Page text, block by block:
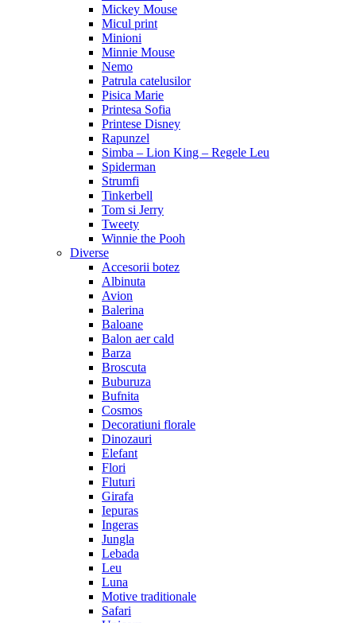
Mickey Mouse
Micul print
Minioni
Minnie Mouse
Nemo
Patrula catelusilor
Pisica Marie
Printesa Sofia
Printese Disney
Rapunzel
Simba – Lion King – Regele Leu
Spiderman
Strumfi
Tinkerbell
Tom si Jerry
Tweety
Winnie the Pooh
Diverse
Accesorii botez
Albinuta
Avion
Balerina
Baloane
Balon aer cald
Barza
Broscuta
Buburuza
Bufnita
Cosmos
Decoratiuni florale
Dinozauri
Elefant
Flori
Fluturi
Girafa
Iepuras
Ingeras
Jungla
Lebada
Leu
Luna
Motive traditionale
Safari